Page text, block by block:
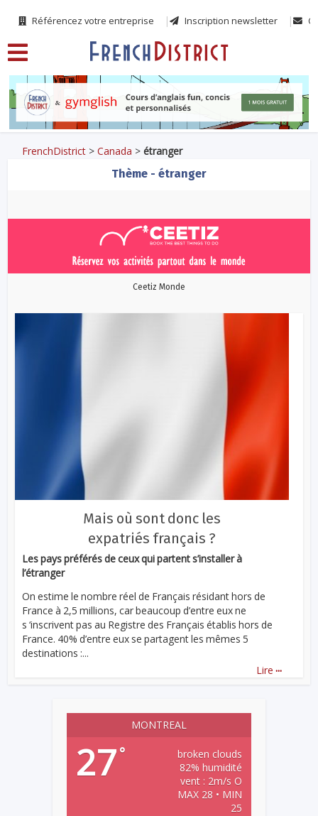
Référencez votre entreprise Inscription newsletter
FrenchDistrict >Canada >étranger
Thème - étranger
Ceetiz Monde
Mais où sont donc les
expatriés français ?
Les pays préférés de ceux qui partent s’installer à
l’étranger
On estime le nombre réel de Français résidant hors de
France à 2,5 millions, car beaucoup d’entre eux ne
s ‘inscrivent pas au Registre des Français établis hors de
France. 40% d’entre eux se partagent les mêmes 5
destinations :...
Lire ...
MONTREAL
27°
broken clouds
82% humidité
vent : 2m/s O
MAX 28 • MIN
25